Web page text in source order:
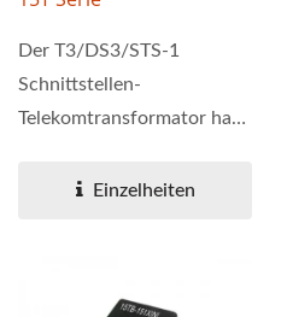
Der T3/DS3/STS-1
Schnittstellen-
Telekomtransformator hat
die mit den Standards...
Einzelheiten